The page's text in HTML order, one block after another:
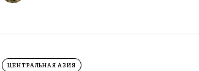
ЦЕНТРАЛЬНАЯ АЗИЯ